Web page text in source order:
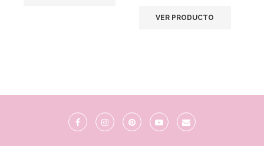
VER PRODUCTO